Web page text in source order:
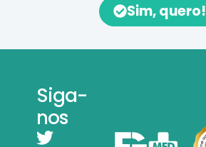
Sim, quero!
Siga-
nos